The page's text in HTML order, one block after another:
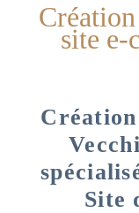
site e-
Site